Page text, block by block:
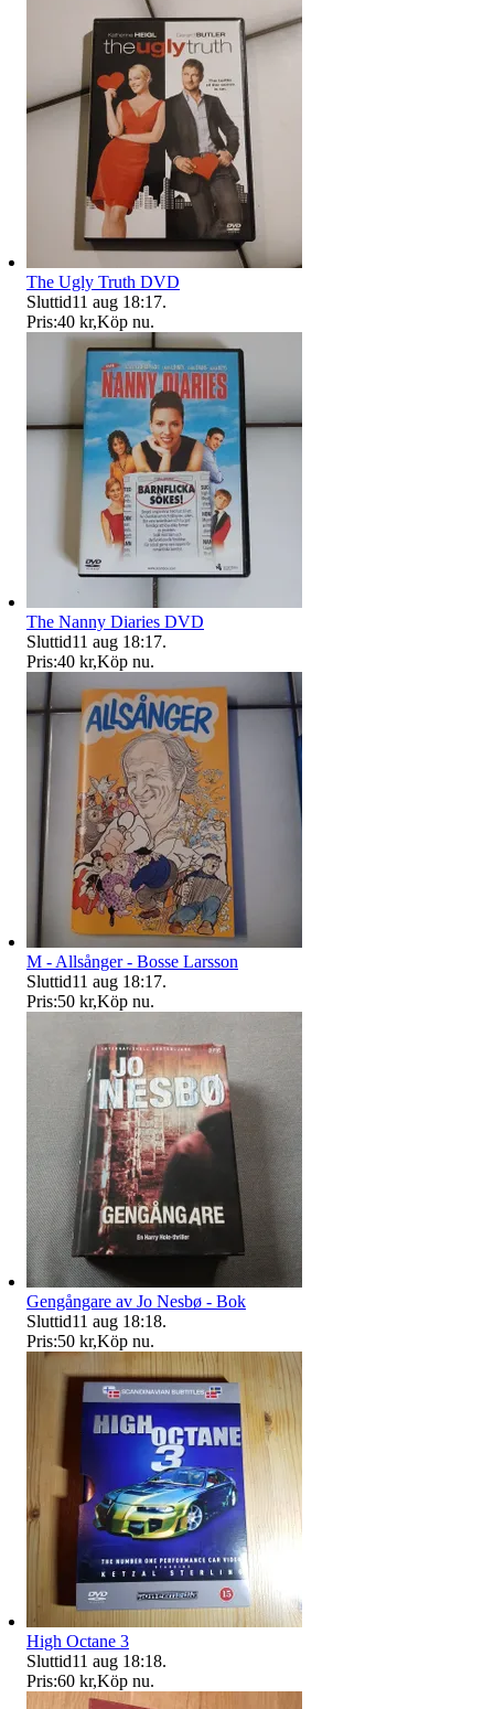
The Ugly Truth DVD
Sluttid11 aug 18:17.
Pris:40 kr,Köp nu.
The Nanny Diaries DVD
Sluttid11 aug 18:17.
Pris:40 kr,Köp nu.
M - Allsånger - Bosse Larsson
Sluttid11 aug 18:17.
Pris:50 kr,Köp nu.
Gengångare av Jo Nesbø - Bok
Sluttid11 aug 18:18.
Pris:50 kr,Köp nu.
High Octane 3
Sluttid11 aug 18:18.
Pris:60 kr,Köp nu.